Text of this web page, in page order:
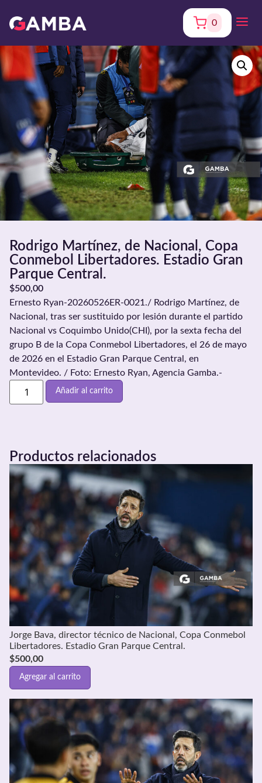
0
Rodrigo Martínez, de Nacional, Copa
Conmebol Libertadores. Estadio Gran
Parque Central.
$500,00
Ernesto Ryan-20260526ER-0021./ Rodrigo Martínez, de
Nacional, tras ser sustituido por lesión durante el partido
Nacional vs Coquimbo Unido(CHI), por la sexta fecha del
grupo B de la Copa Conmebol Libertadores, el 26 de mayo
de 2026 en el Estadio Gran Parque Central, en
Montevideo. / Foto: Ernesto Ryan, Agencia Gamba.-
Añadir al carrito
Productos relacionados
Jorge Bava, director técnico de Nacional, Copa Conmebol
Libertadores. Estadio Gran Parque Central.
$500,00
Agregar al carrito